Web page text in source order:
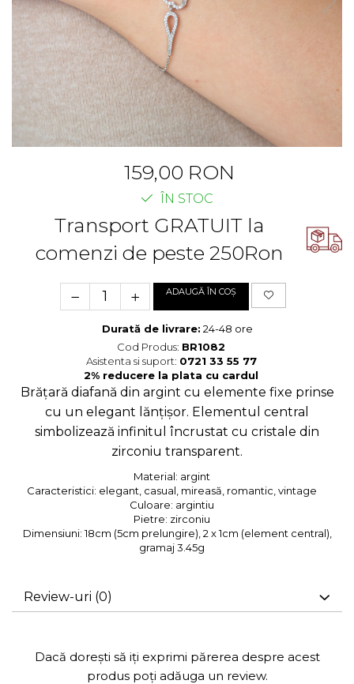
Bănuț Moț Personalizat
Seturi Brățări Personalizate
Seturi Lănțișoare Personalizate
Cadouri Corporate
Bijuterii Personalizate Spotify
Cercei Fashion
Coliere Argint
Seturi Argint
Bijuterii Fashion
Accesorii
Genți
Portofele
CARD CADOU
Brățară diafană din argint cu elemente fixe prinse
cu un elegant lănțișor. Elementul central
simbolizează infinitul încrustat cu cristale din
zirconiu transparent.
Material: argint
Caracteristici: elegant, casual, mireasă, romantic, vintage
Culoare: argintiu
Pietre: zirconiu
Dimensiuni:18cm (5cm prelungire), 2 x 1cm (element central),
gramaj 3.45g
Durată de livrare: 24-48 ore
159,00 RON
ÎN STOC
Transport GRATUIT la
comenzi de peste 250Ron
ADAUGĂ ÎN COȘ
Cod Produs: BR1082
Asistenta si suport: 0721 33 55 77
Review-uri (0)
Dacă dorești să iți exprimi părerea despre acest
produs poți adăuga un review.